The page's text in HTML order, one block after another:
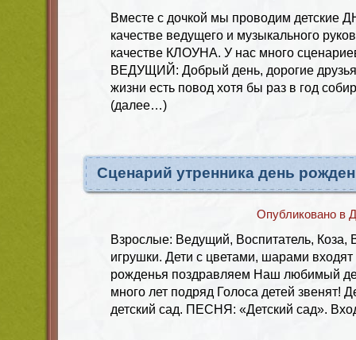
Вместе с дочкой мы проводим
качестве ведущего и музыкального
качестве КЛОУНА. У нас много
ВЕДУЩИЙ: Добрый день, дорогие
жизни есть повод хотя бы раз в год
(далее…)
Сценарий утренника день
Опубликовано в
Взрослые: Ведущий, Воспитатель, Коза,
игрушки. Дети с цветами, шарами
рожденья поздравляем Наш любимый
много лет подряд Голоса детей звенят!
детский сад. ПЕСНЯ: «Детский сад».